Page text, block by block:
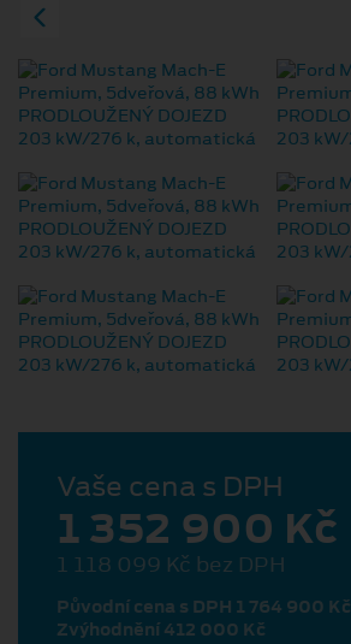
Vaše cena s DPH
1 352 900 Kč
1 118 099 Kč bez DPH
Původní cena s DPH 1 764 900 Kč
Zvýhodnění 412 000 Kč